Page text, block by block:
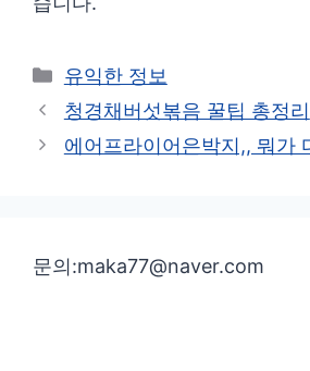
카
테
리
유익한 정보
청경채버섯볶음 꿀팁 총정리
에어프라이어은박지,, 뭐가
문의:maka77@naver.com